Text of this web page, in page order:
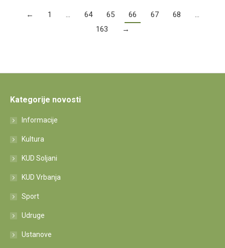
← 1 … 64 65 66 67 68
…
163
→
Kategorije novosti
Informacije
Kultura
KUD Soljani
KUD Vrbanja
Sport
Udruge
Ustanove